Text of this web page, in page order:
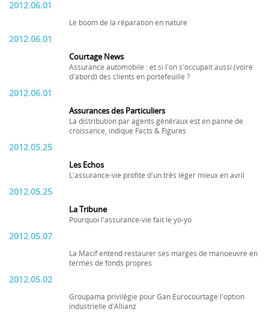
2012.06.01
Le boom de la réparation en nature
2012.06.01
Courtage News
Assurance automobile : et si l'on s'occupait aussi (voire
d'abord) des clients en portefeuille ?
2012.06.01
Assurances des Particuliers
La distribution par agents généraux est en panne de
croissance, indique Facts & Figures
2012.05.25
Les Echos
L'assurance-vie profite d'un très léger mieux en avril
2012.05.25
La Tribune
Pourquoi l'assurance-vie fait le yo-yo
2012.05.07
La Macif entend restaurer ses marges de manoeuvre en
termes de fonds propres
2012.05.02
Groupama privilégie pour Gan Eurocourtage l'option
industrielle d'Allianz